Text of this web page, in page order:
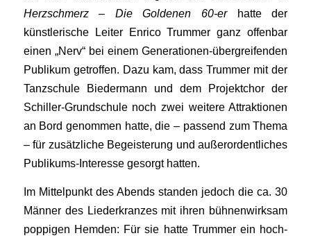
Herzschmerz – Die Goldenen 60-er
hatte der
künstlerische Leiter Enrico Trummer ganz offenbar
einen „Nerv“ bei einem Generationen-übergreifenden
Publikum getroffen. Dazu kam, dass Trummer mit der
Tanzschule Biedermann und dem Projektchor der
Schiller-Grundschule noch zwei weitere Attraktionen
an Bord genommen hatte, die – passend zum Thema
– für zusätzliche Begeisterung und außerordentliches
Publikums-Interesse gesorgt hatten.
Im Mittelpunkt des Abends standen jedoch die ca. 30
Männer des Liederkranzes mit ihren bühnenwirksam
poppigen Hemden: Für sie hatte Trummer ein hoch-